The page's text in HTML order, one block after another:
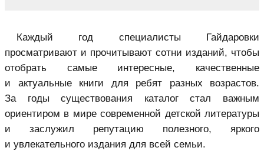
Каждый год специалисты Гайдаровки
просматривают и прочитывают сотни изданий, чтобы
отобрать самые интересные, качественные
и актуальные книги для ребят разных возрастов.
За годы существования каталог стал важным
ориентиром в мире современной детской литературы
и заслужил репутацию полезного, яркого
и увлекательного издания для всей семьи.